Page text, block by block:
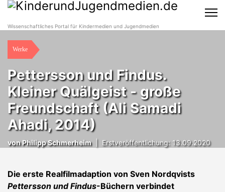
Wissenschaftliches Portal für Kindermedien und Jugendmedien
Werke
Pettersson und Findus.
Kleiner Quälgeist - große
Freundschaft (Ali Samadi
Ahadi, 2014)
vonPhilipp Schmerheim| Erstveröffentlichung: 13.09.2020
Die erste Realfilmadaption von Sven Nordqvists
Pettersson und Findus-Büchern verbindet